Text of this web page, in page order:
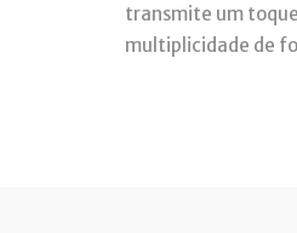
transmite um
multiplicidade de